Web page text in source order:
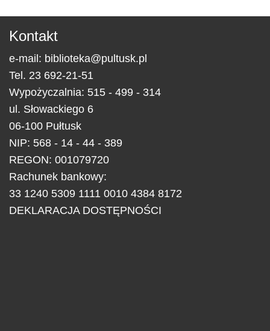
Kontakt
e-mail: biblioteka@pultusk.pl
Tel. 23 692-21-51
Wypożyczalnia: 515 - 499 - 314
ul. Słowackiego 6
06-100 Pułtusk
NIP: 568 - 14 - 44 - 389
REGON: 001079720
Rachunek bankowy:
33 1240 5309 1111 0010 4384 8172
DEKLARACJA DOSTĘPNOŚCI